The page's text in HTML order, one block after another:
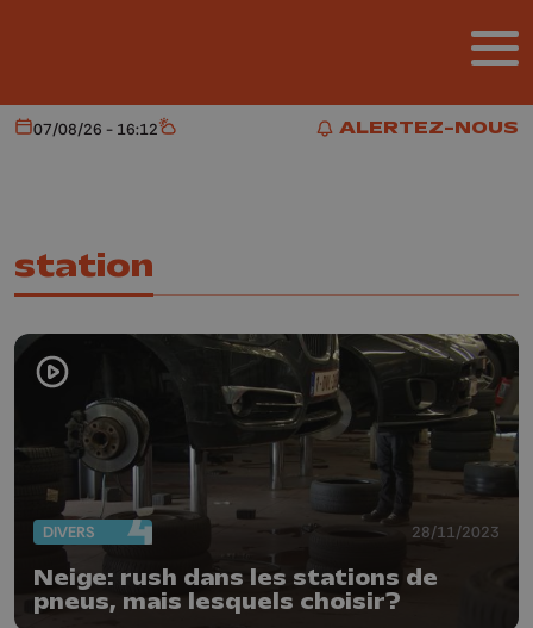
ALERTEZ-NOUS
ALERTEZ-NOUS
Aujourd'hui
07/08/26 - 16:12 Météo
station
DIVERS 28/11/2023
Neige: rush dans les stations de
pneus, mais lesquels choisir?